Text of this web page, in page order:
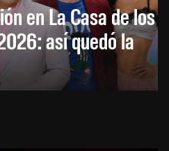
en La Casa de los
así quedó la